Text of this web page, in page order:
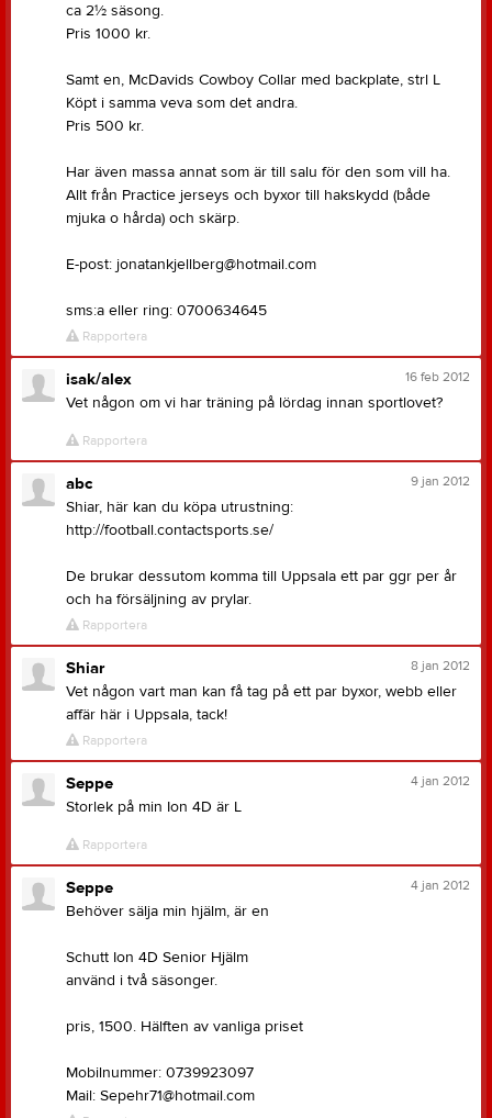
ca 2½ säsong.
Pris 1000 kr.
Samt en, McDavids Cowboy Collar med backplate, strl L
Köpt i samma veva som det andra.
Pris 500 kr.
Har även massa annat som är till salu för den som vill ha.
Allt från Practice jerseys och byxor till hakskydd (både
mjuka o hårda) och skärp.
E-post: jonatankjellberg@hotmail.com
sms:a eller ring: 0700634645
Rapportera
16 feb 2012
isak/alex
Vet någon om vi har träning på lördag innan sportlovet?
Rapportera
9 jan 2012
abc
Shiar, här kan du köpa utrustning:
http://football.contactsports.se/
De brukar dessutom komma till Uppsala ett par ggr per år
och ha försäljning av prylar.
Rapportera
8 jan 2012
Shiar
Vet någon vart man kan få tag på ett par byxor, webb eller
affär här i Uppsala, tack!
Rapportera
4 jan 2012
Seppe
Storlek på min Ion 4D är L
Rapportera
4 jan 2012
Seppe
Behöver sälja min hjälm, är en
Schutt Ion 4D Senior Hjälm
använd i två säsonger.
pris, 1500. Hälften av vanliga priset
Mobilnummer: 0739923097
Mail: Sepehr71@hotmail.com